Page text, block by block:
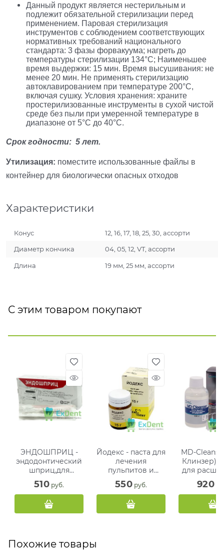
Данный продукт является нестерильным и
подлежит обязательной стерилизации перед
применением. Паровая стерилизация
инструментов с соблюдением соответствующих
нормативных требований национального
стандарта: 3 фазы форвакуума; нагреть до
температуры стерилизации 134°С; Наименьшее
время выдержки: 15 мин. Время высушивания: не
менее 20 мин. Не применять стерилизацию
автоклавированием при температуре 200°С,
включая сушку. Условия хранения: храните
простерилизованные инструменты в сухой чистой
среде без пыли при умеренной температуре в
диапазоне от 5°С до 40°С.
Срок годности: 5 лет.
Утилизация: поместите использованные файлы в
контейнер для биологически опасных отходов
Характеристики
Конус 12, 16, 17, 18, 25, 30, ассорти
Диаметр кончика 04, 05, 12, VT, ассорти
Длина 19 мм, 25 мм, ассорти
С этим товаром покупают
ЭНДОШПРИЦ -
эндодонтический
шприц,для
антисеп-ой
обработки
каналов, уп. 10
шпр ( 0,4 х 38 )
Омега
510 руб.
Йодекс - паста для
лечения
пульпитов и
периодонтитов (15
г)
550 руб.
MD-
Клинзер) -
для
и
корневых
(100
920
Похожие товары